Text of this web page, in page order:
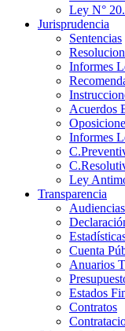
Ley N°
Jurisprudencia
Sentencias
Informes
Acuerdos
Informes
Ley
Transparencia
Cuenta
Anuarios
Estados
Contratos